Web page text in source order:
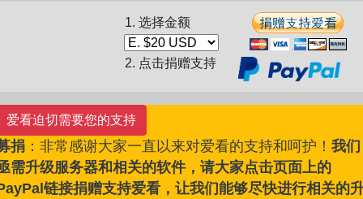
1. 选择金额
2. 点击捐赠支持
爱看迫切需要您的支持
捐 ：非常感谢大家一直以来对爱看的支持和呵护！ 我们
需升级服务器和相关的软件，请大家点击页面上的
链接捐赠支持爱看，让我们能够尽快进行相关的